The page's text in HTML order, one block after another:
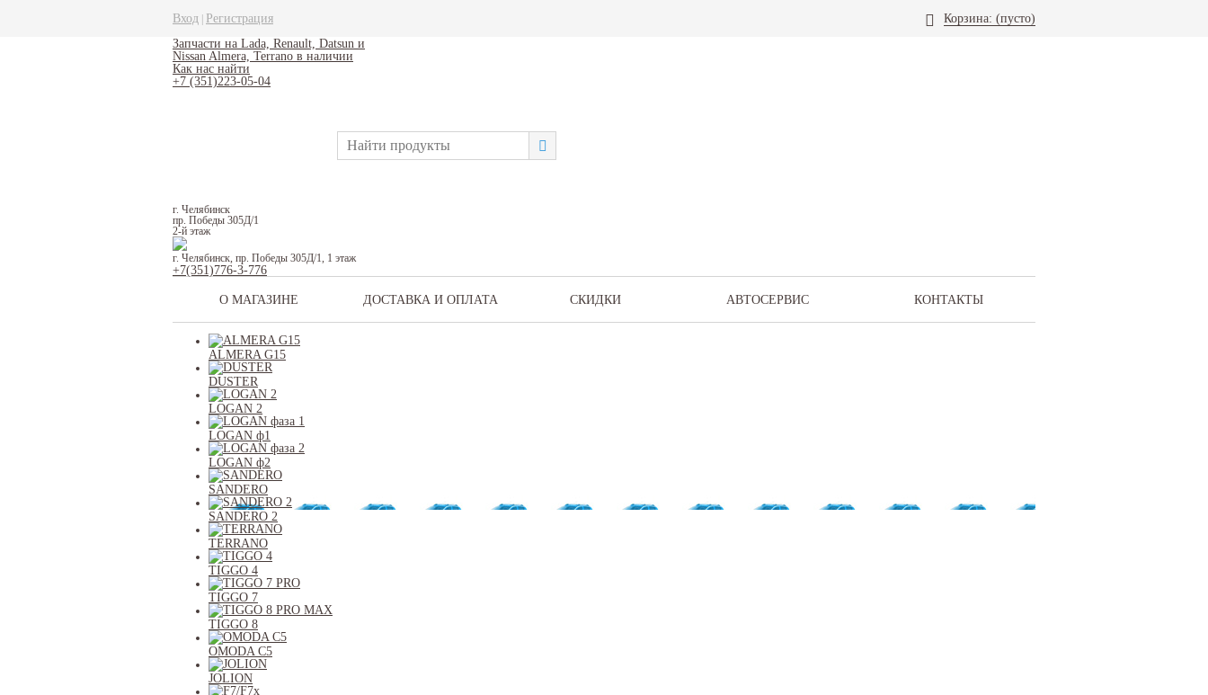
Вход Регистрация Корзина: (пусто)
Запчасти на Lada, Renault, Datsun и
Nissan Almera, Terrano в наличии
Как нас найти
+7 (351)223-05-04
г. Челябинск
пр. Победы 305Д/1
2-й этаж
г. Челябинск, пр. Победы 305Д/1, 1 этаж
+7(351)776-3-776
О МАГАЗИНЕ ДОСТАВКА И ОПЛАТА СКИДКИ АВТОСЕРВИС КОНТАКТЫ
ALMERA G15
DUSTER
LOGAN 2
LOGAN ф1
LOGAN ф2
SANDERO
SANDERO 2
TERRANO
TIGGO 4
TIGGO 7
TIGGO 8
OMODA C5
JOLION